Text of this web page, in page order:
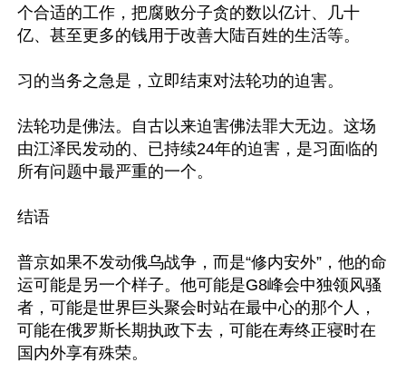
个合适的工作，把腐败分子贪的数以亿计、几十
亿、甚至更多的钱用于改善大陆百姓的生活等。
习的当务之急是，立即结束对法轮功的迫害。
法轮功是佛法。自古以来迫害佛法罪大无边。这场
由江泽民发动的、已持续24年的迫害，是习面临的
所有问题中最严重的一个。
结语
普京如果不发动俄乌战争，而是“修内安外”，他的命
运可能是另一个样子。他可能是G8峰会中独领风骚
者，可能是世界巨头聚会时站在最中心的那个人，
可能在俄罗斯长期执政下去，可能在寿终正寝时在
国内外享有殊荣。